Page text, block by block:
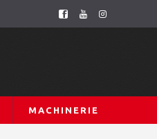
MACHINERIE